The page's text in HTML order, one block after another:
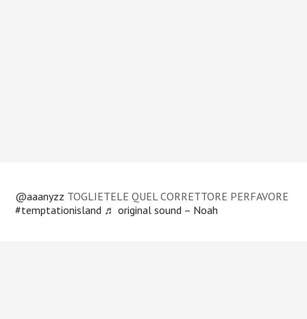
@aaanyzz TOGLIETELE QUEL CORRETTORE PERFAVORE
#temptationisland ♬ original sound – Noah